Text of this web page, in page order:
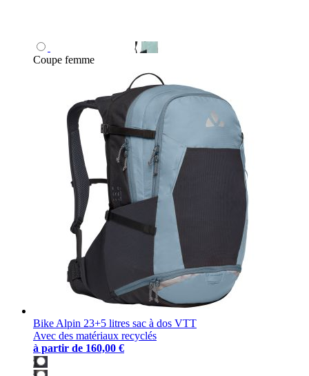
Coupe femme
Bike Alpin 23+5 litres sac à dos VTT
Avec des matériaux recyclés
à partir de 160,00 €